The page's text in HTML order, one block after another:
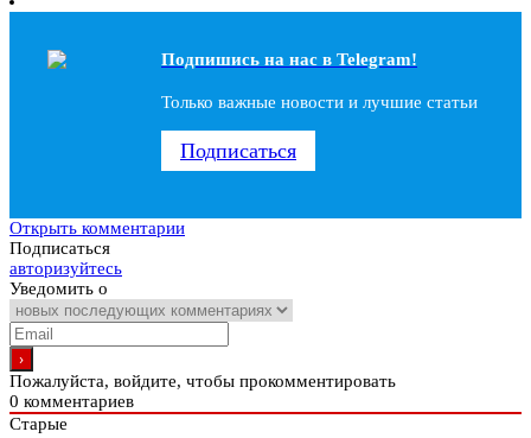
Подпишись на наc в Telegram!
Только важные новости и лучшие статьи
Подписаться
Открыть комментарии
Подписаться
авторизуйтесь
Уведомить о
Пожалуйста, войдите, чтобы прокомментировать
0 комментариев
Старые